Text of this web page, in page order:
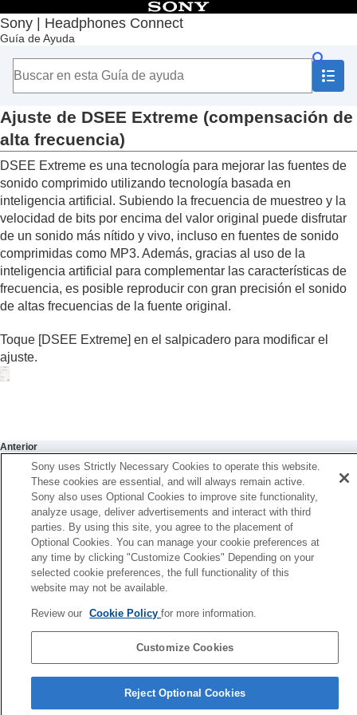
Sony | Headphones Connect
Guía de Ayuda
Contenido
Principio
Introducción
Utilización
Acerca del salpicadero “Sony | Headphones
Connect”
Funciones que aparecen en la pestaña [Estado]
Funciones que aparecen en la pestaña [Sonido]
Utilización de los ajustes rápidos de sonido
Ajuste de la función de supresión de ruido y el
modo de sonido ambiente ( Cntrl sonido
ambiente
Conversación con otra persona durante la
utilización de los auriculares ( Hablar por chat )
Optimización de las funciones de supresión
de ruido en función de la colocación de los
auriculares y la presión atmosférica
(Optimizador cancelación ruido
Ajuste del efecto envolvente (Envolvente
Ajuste de la función de supresión de ruido
Cambio de la configuración de360 Reality
Audio
Optimización del sonido espacial en
combinación con Seguimiento de cabeza en
Android (Sonido espacial y seguim. cabeza)
Cambio del ajuste de prioridad de la conexión
BLUETOOTH(Modo de calidad de sonido)
Cambio del ajuste de prioridad de la conexión
BLUETOOTH(Calidad de conexión
Bluetooth)
DSEE Extreme(compensación
de alta frecuencia)
Ajuste deDSEE HX(compensación de alta
frecuencia)
Ajuste de DSEE Extreme (compensación de
alta frecuencia)
DSEE Extreme es una tecnología para mejorar las fuentes de
sonido comprimido utilizando tecnología basada en
inteligencia artificial. Subiendo la frecuencia de muestreo y la
velocidad de bits por encima del valor original puede disfrutar
de un sonido más nítido y vivo, incluso en fuentes de sonido
comprimidas como MP3. Además, gracias al uso de la
inteligencia artificial para complementar las características de
frecuencia, es posible reproducir con gran precisión el sonido
de altas frecuencias de la fuente original.
Toque [DSEE Extreme] en el salpicadero para modificar el
ajuste.
Anterior
del ajuste de prioridad de la conexión BLUETOOTH
de conexión Bluetooth)
Siguiente
Ajuste de DSEE HX (compensación de alta
Página de selección de idioma
4-730-254-36(1)
Sony uses Strictly Necessary Cookies to operate this website.
These cookies are essential, and will always remain active.
Sony also uses Optional Cookies to improve site functionality,
analyze usage, deliver advertisements and interact with third
parties. By using this site, you agree to the placement of
Optional Cookies. You can manage your cookie preferences at
any time by clicking "Customize Cookies" Depending on your
selected cookie preferences, the full functionality of this
website may not be available.
Review our Cookie Policyfor more information.
Customize Cookies
Reject Optional Cookies